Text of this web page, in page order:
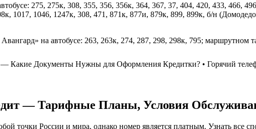
275, 275к, 308, 355, 356, 356к, 364, 367, 37, 404, 420, 433, 466,
1017, 1046, 1247к, 308, 471, 871к, 877и, 879к, 899, 899к, б/н
на автобусе: 263, 263к, 274, 287, 298, 298к, 795; маршрутном
Какие Документы Нужны для Оформления Кредитки? • Горячий
— Тарифные Планы, Условия
точки России и мира, однако номер является платным. Узнать все